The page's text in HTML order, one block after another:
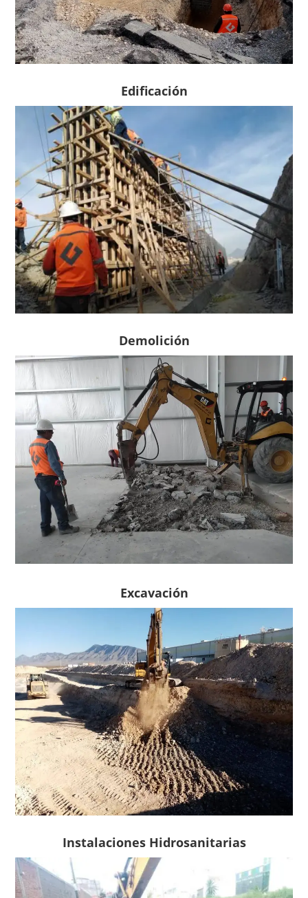
Edificación
Demolición
Excavación
Instalaciones Hidrosanitarias